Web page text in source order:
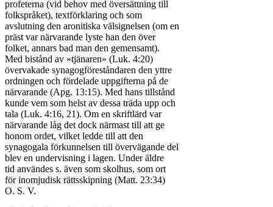
profeterna (vid behov med översättning till
folkspråket), textförklaring och som
avslutning den aronitiska välsignelsen (om en
präst var närvarande lyste han den över
folket, annars bad man den gemensamt).
Med bistånd av »tjänaren» (Luk. 4:20)
övervakade synagogföreståndaren den yttre
ordningen och fördelade uppgifterna på de
närvarande (Apg. 13:15). Med hans tillstånd
kunde vem som helst av dessa träda upp och
tala (Luk. 4:16, 21). Om en skriftlärd var
närvarande låg det dock närmast till att ge
honom ordet, vilket ledde till att den
synagogala förkunnelsen till övervägande del
blev en undervisning i lagen. Under äldre
tid användes s. även som skolhus, som ort
för inomjudisk rättsskipning (Matt. 23:34)
O. S. V.